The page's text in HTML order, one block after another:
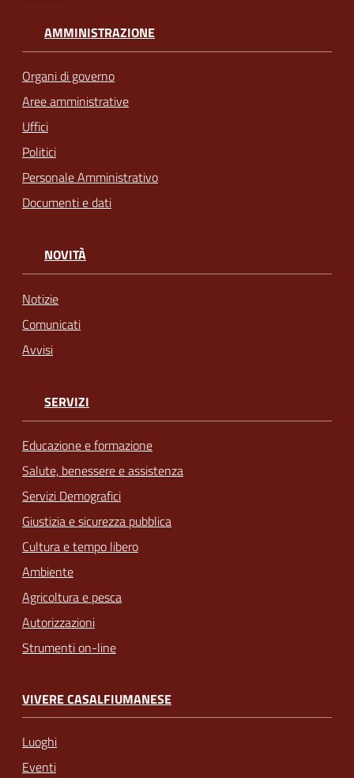
AMMINISTRAZIONE
Organi di governo
Aree amministrative
Uffici
Politici
Personale Amministrativo
Documenti e dati
NOVITÀ
Notizie
Comunicati
Avvisi
SERVIZI
Educazione e formazione
Salute, benessere e assistenza
Servizi Demografici
Giustizia e sicurezza pubblica
Cultura e tempo libero
Ambiente
Agricoltura e pesca
Autorizzazioni
Strumenti on-line
VIVERE CASALFIUMANESE
Luoghi
Eventi